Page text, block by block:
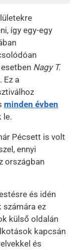
így egy-egy
Nagy T.
Ez a
minden évben
le.
Pécsett is volt
ennyi
országban
és idén
számára ez
külső oldalán
kapcsán
és